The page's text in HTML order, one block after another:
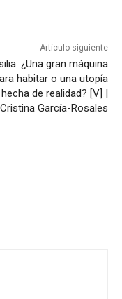
Artículo siguiente
¿Una gran máquina
habitar o una utopía
hecha de realidad? [V] |
Cristina García-Rosales